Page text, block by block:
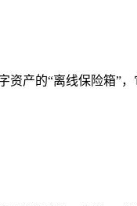
产的“离线保险箱”